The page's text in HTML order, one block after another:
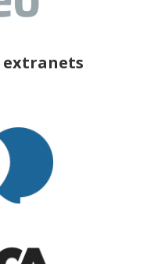
extranets